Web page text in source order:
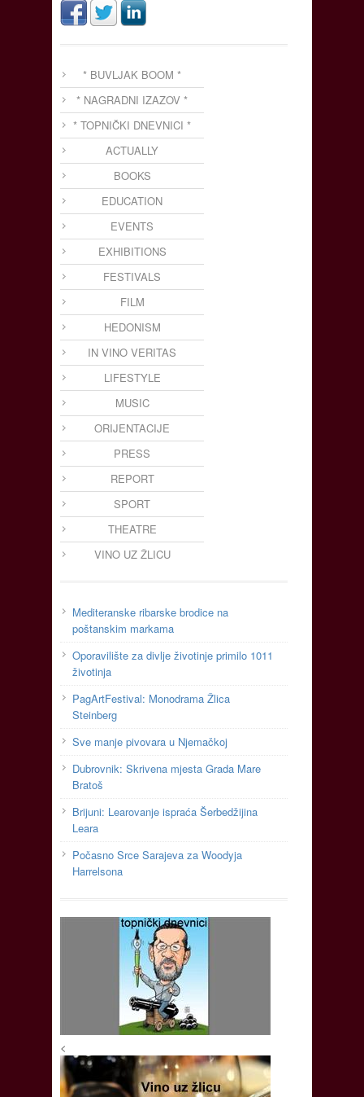
* BUVLJAK BOOM *
* NAGRADNI IZAZOV *
* TOPNIČKI DNEVNICI *
ACTUALLY
BOOKS
EDUCATION
EVENTS
EXHIBITIONS
FESTIVALS
FILM
HEDONISM
IN VINO VERITAS
LIFESTYLE
MUSIC
ORIJENTACIJE
PRESS
REPORT
SPORT
THEATRE
VINO UZ ŽLICU
Mediteranske ribarske brodice na
poštanskim markama
Oporavilište za divlje životinje primilo 1011
životinja
PagArtFestival: Monodrama Žlica
Steinberg
Sve manje pivovara u Njemačkoj
Dubrovnik: Skrivena mjesta Grada Mare
Bratoš
Brijuni: Learovanje ispraća Šerbedžijina
Leara
Počasno Srce Sarajeva za Woodyja
Harrelsona
<